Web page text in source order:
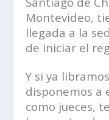
Montevideo,
llegada a la
de iniciar el
Y si ya
disponemos a
como jueces,